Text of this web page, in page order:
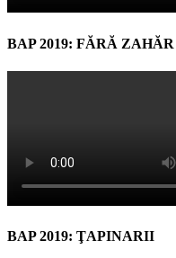
BAP 2019: FĂRĂ ZAHĂR
BAP 2019: ŢAPINARII